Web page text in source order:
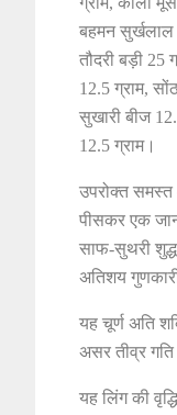
बहमन सुर्खलाल
तौदरी बड़ी 25
12.5 ग्राम,
सुखारी बीज
12.5 ग्राम।
उपरोक्त
पीसकर एक
साफ-सुथरी
अतिशय
यह चूर्ण अति
असर तीव्र गति
यह लिंग की